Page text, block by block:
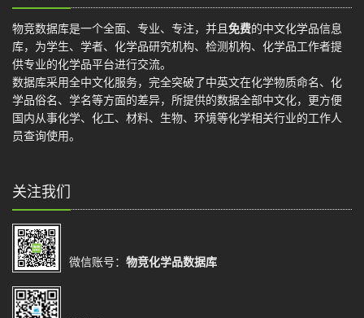
物竞数据库是一个全面、专业、专注，并且 免费的中文化学品信息
库，为学生、学者、化学品研究机构、检测机构、化学品工作者提
供专业的化学品平台进行交流。
数据库采用全中文化服务，完全突破了中英文在化学物质命名、化
学品俗名、学名等方面的差异，所提供的数据全部中文化，更方便
国内从事化学、化工、材料、生物、环境等化学相关行业的工作人
员查询使用。
关注我们
微信账号： 物竞化学品数据库